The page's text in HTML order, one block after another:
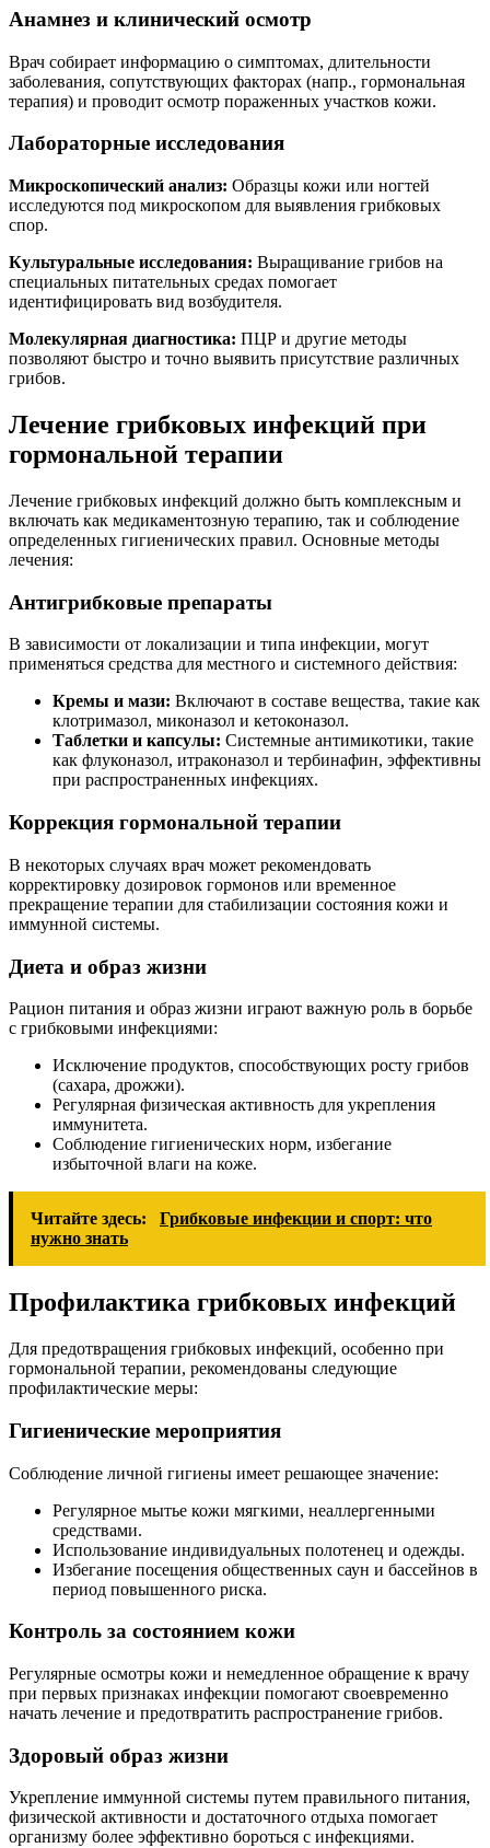
Анамнез и клинический осмотр
Врач собирает информацию о симптомах, длительности
заболевания, сопутствующих факторах (напр., гормональная
терапия) и проводит осмотр пораженных участков кожи.
Лабораторные исследования
Микроскопический анализ: Образцы кожи или ногтей
исследуются под микроскопом для выявления грибковых
спор.
Культуральные исследования: Выращивание грибов на
специальных питательных средах помогает
идентифицировать вид возбудителя.
Молекулярная диагностика: ПЦР и другие методы
позволяют быстро и точно выявить присутствие различных
грибов.
Лечение грибковых инфекций при
гормональной терапии
Лечение грибковых инфекций должно быть комплексным и
включать как медикаментозную терапию, так и соблюдение
определенных гигиенических правил. Основные методы
лечения:
Антигрибковые препараты
В зависимости от локализации и типа инфекции, могут
применяться средства для местного и системного действия:
Кремы и мази: Включают в составе вещества, такие как
клотримазол, миконазол и кетоконазол.
Таблетки и капсулы: Системные антимикотики, такие
как флуконазол, итраконазол и тербинафин, эффективны
при распространенных инфекциях.
Коррекция гормональной терапии
В некоторых случаях врач может рекомендовать
корректировку дозировок гормонов или временное
прекращение терапии для стабилизации состояния кожи и
иммунной системы.
Диета и образ жизни
Рацион питания и образ жизни играют важную роль в борьбе
с грибковыми инфекциями:
Исключение продуктов, способствующих росту грибов
(сахара, дрожжи).
Регулярная физическая активность для укрепления
иммунитета.
Соблюдение гигиенических норм, избегание
избыточной влаги на коже.
Читайте здесь:
Грибковые инфекции и спорт: что
нужно знать
Профилактика грибковых инфекций
Для предотвращения грибковых инфекций, особенно при
гормональной терапии, рекомендованы следующие
профилактические меры:
Гигиенические мероприятия
Соблюдение личной гигиены имеет решающее значение:
Регулярное мытье кожи мягкими, неаллергенными
средствами.
Использование индивидуальных полотенец и одежды.
Избегание посещения общественных саун и бассейнов в
период повышенного риска.
Контроль за состоянием кожи
Регулярные осмотры кожи и немедленное обращение к врачу
при первых признаках инфекции помогают своевременно
начать лечение и предотвратить распространение грибов.
Здоровый образ жизни
Укрепление иммунной системы путем правильного питания,
физической активности и достаточного отдыха помогает
организму более эффективно бороться с инфекциями.